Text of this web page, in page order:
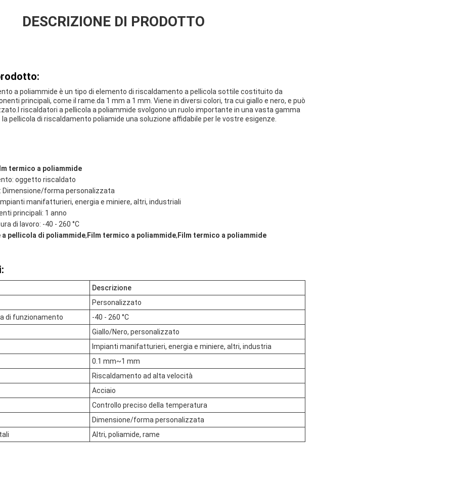
DESCRIZIONE DI PRODOTTO
a poliammide è un tipo di elemento di riscaldamento a pellicola sottile costituito da
principali, come il rame.da 1 mm a 1 mm. Viene in diversi colori, tra cui giallo e nero, e può
riscaldatori a pellicola a poliammide svolgono un ruolo importante in una vasta gamma
pellicola di riscaldamento poliamide una soluzione affidabile per le vostre esigenze.
termico a poliammide
oggetto riscaldato
Dimensione/forma personalizzata
manifatturieri, energia e miniere, altri, industriali
principali: 1 anno
di lavoro: -40 - 260 °C
a pellicola di poliammide,Film termico a poliammide,Film termico a poliammide
Descrizione
Personalizzato
di funzionamento
-40 - 260 °C
Giallo/Nero, personalizzato
Impianti manifatturieri, energia e miniere, altri, industria
0.1 mm~1 mm
Riscaldamento ad alta velocità
Acciaio
Controllo preciso della temperatura
Dimensione/forma personalizzata
Altri, poliamide, rame